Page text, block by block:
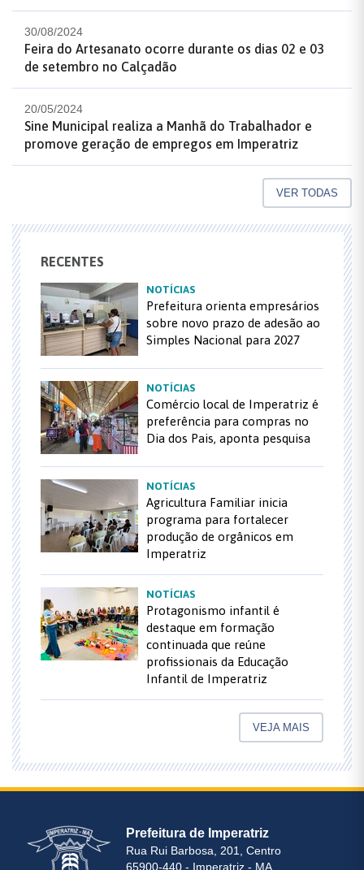
30/08/2024
Feira do Artesanato ocorre durante os dias 02 e 03
de setembro no Calçadão
20/05/2024
Sine Municipal realiza a Manhã do Trabalhador e
promove geração de empregos em Imperatriz
VER TODAS
RECENTES
NOTÍCIAS
Prefeitura orienta empresários
sobre novo prazo de adesão ao
Simples Nacional para 2027
NOTÍCIAS
Comércio local de Imperatriz é
preferência para compras no
Dia dos Pais, aponta pesquisa
NOTÍCIAS
Agricultura Familiar inicia
programa para fortalecer
produção de orgânicos em
Imperatriz
NOTÍCIAS
Protagonismo infantil é
destaque em formação
continuada que reúne
profissionais da Educação
Infantil de Imperatriz
VEJA MAIS
Prefeitura de Imperatriz
Rua Rui Barbosa, 201, Centro
65900-440 - Imperatriz - MA